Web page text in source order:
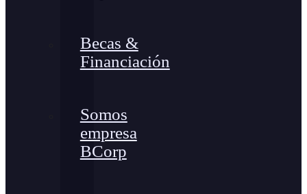
Becas &
Financiación
Somos
empresa
BCorp